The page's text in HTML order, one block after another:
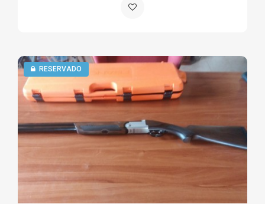
RESERVADO